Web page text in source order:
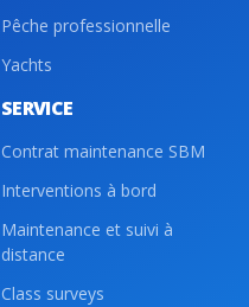
Pêche professionnelle
Yachts
SERVICE
Contrat maintenance SBM
Interventions à bord
Maintenance et suivi à
distance
Class surveys